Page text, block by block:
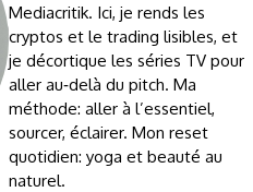
Mediacritik. Ici, je rends les
cryptos et le trading lisibles, et
je décortique les séries TV pour
aller au‑delà du pitch. Ma
méthode: aller à l’essentiel,
sourcer, éclairer. Mon reset
quotidien: yoga et beauté au
naturel.